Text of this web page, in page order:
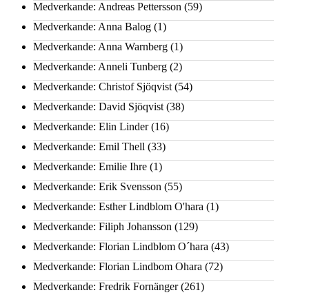
Medverkande: Andreas Pettersson (59)
Medverkande: Anna Balog (1)
Medverkande: Anna Warnberg (1)
Medverkande: Anneli Tunberg (2)
Medverkande: Christof Sjöqvist (54)
Medverkande: David Sjöqvist (38)
Medverkande: Elin Linder(16)
Medverkande: Emil Thell (33)
Medverkande: Emilie Ihre (1)
Medverkande: Erik Svensson (55)
Medverkande: Esther Lindblom O'hara (1)
Medverkande: Filiph Johansson (129)
Medverkande: Florian Lindblom O´hara (43)
Medverkande: Florian Lindbom Ohara (72)
Medverkande: Fredrik Fornänger(261)